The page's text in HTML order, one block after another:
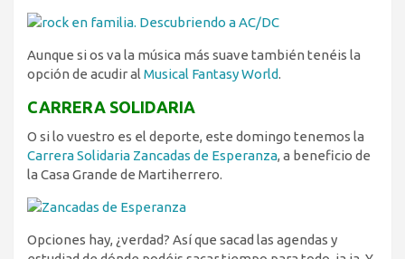
Aunque si os va la música más suave también tenéis la
opción de acudir al Musical Fantasy World.
CARRERA SOLIDARIA
O si lo vuestro es el deporte, este domingo tenemos la
Carrera Solidaria Zancadas de Esperanza, a beneficio de
la Casa Grande de Martiherrero.
Opciones hay, ¿verdad? Así que sacad las agendas y